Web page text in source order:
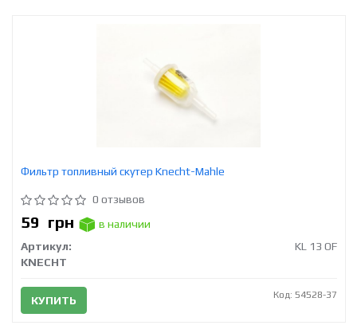
Фильтр топливный скутер Knecht-Mahle
0 отзывов
59 грн
в наличии
Артикул:
KL 13 OF
KNECHT
КУПИТЬ Код: 54528-37